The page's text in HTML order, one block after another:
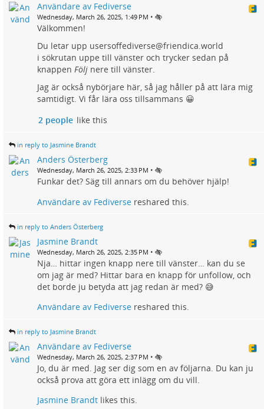
Användare av Fediverse
Wednesday, March 26, 2025, 1:49 PM •
Välkommen!
Du letar upp usersoffediverse@friendica.world
i sökrutan uppe till vänster och trycker sedan på
knappen Följ nere till vänster.
Jag är också nybörjare här, så jag håller på att lära mig
samtidigt. Vi får lära oss tillsammans 😀
2 people like this
in reply to Jasmine Brandt
Anders Österberg
Wednesday, March 26, 2025, 2:33 PM •
Funkar det? Säg till annars om du behöver hjälp!
Användare av Fediverse reshared this.
in reply to Anders Österberg
Jasmine Brandt
Wednesday, March 26, 2025, 2:35 PM •
Nja… hittar ingen knapp nere till vänster… kan du se
om jag är med? Hittar bara en knapp för unfollow, och
det borde ju betyda att jag redan är med? 😅
Användare av Fediverse reshared this.
in reply to Jasmine Brandt
Användare av Fediverse
Wednesday, March 26, 2025, 2:37 PM •
Jo, du är med. Jag ser dig som en av följarna. Du kan ju
också prova att göra ett inlägg om du vill.
Jasmine Brandt likes this.